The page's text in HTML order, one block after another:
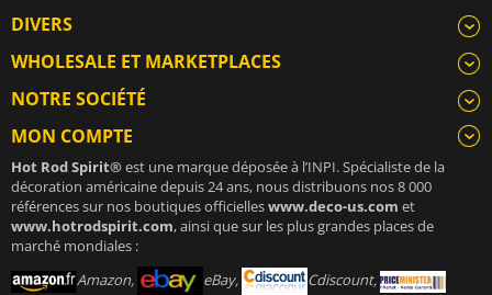
DIVERS
WHOLESALE ET MARKETPLACES
NOTRE SOCIÉTÉ
MON COMPTE
Hot Rod Spirit®est une marque déposée à l’INPI. Spécialiste de la
décoration américaine depuis 24 ans, nous distribuons nos 8 000
références sur nos boutiques officielleswww.deco-us.com et
www.hotrodspirit.com, ainsi que sur les plus grandes places de
marché mondiales :
Amazon,
eBay,
Cdiscount,